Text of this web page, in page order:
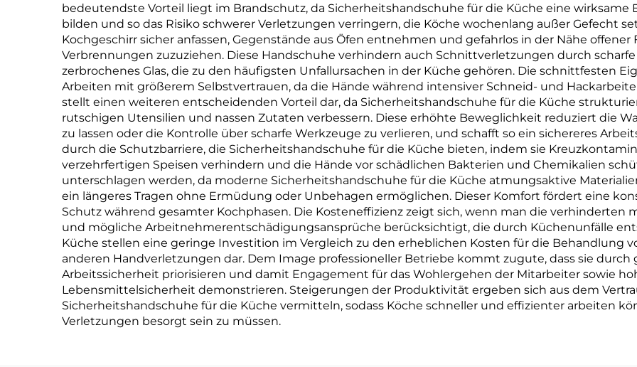
PLA PBAT Maisstärke
Material
bedeutendste Vorteil liegt im Brandschutz, da Sicherheitshandschuhe für die Küche eine wirksame
bilden und so das Risiko schwerer Verletzungen verringern, die Köche wochenlang außer Gefecht
Kochgeschirr sicher anfassen, Gegenstände aus Öfen entnehmen und gefahrlos in der Nähe
Verbrennungen zuzuziehen. Diese Handschuhe verhindern auch Schnittverletzungen durch
zerbrochenes Glas, die zu den häufigsten Unfallursachen in der Küche gehören. Die schnittfesten
Arbeiten mit größerem Selbstvertrauen, da die Hände während intensiver Schneid- und
stellt einen weiteren entscheidenden Vorteil dar, da Sicherheitshandschuhe für die Küche
rutschigen Utensilien und nassen Zutaten verbessern. Diese erhöhte Beweglichkeit reduziert die
zu lassen oder die Kontrolle über scharfe Werkzeuge zu verlieren, und schafft so ein sichereres
durch die Schutzbarriere, die Sicherheitshandschuhe für die Küche bieten, indem sie
verzehrfertigen Speisen verhindern und die Hände vor schädlichen Bakterien und Chemikalien
unterschlagen werden, da moderne Sicherheitshandschuhe für die Küche atmungsaktive
ein längeres Tragen ohne Ermüdung oder Unbehagen ermöglichen. Dieser Komfort fördert eine
Schutz während gesamter Kochphasen. Die Kosteneffizienz zeigt sich, wenn man die verhinderten
und mögliche Arbeitnehmerentschädigungsansprüche berücksichtigt, die durch Küchenunfälle
Küche stellen eine geringe Investition im Vergleich zu den erheblichen Kosten für die Behandlung
anderen Handverletzungen dar. Dem Image professioneller Betriebe kommt zugute, dass sie
Arbeitssicherheit priorisieren und damit Engagement für das Wohlergehen der Mitarbeiter sowie
Lebensmittelsicherheit demonstrieren. Steigerungen der Produktivität ergeben sich aus dem
Sicherheitshandschuhe für die Küche vermitteln, sodass Köche schneller und effizienter arbeiten
Verletzungen besorgt sein zu müssen.